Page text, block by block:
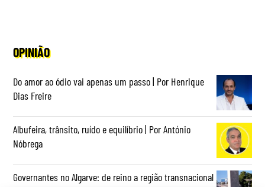
OPINIÃO
Do amor ao ódio vai apenas um passo | Por Henrique
Dias Freire
Albufeira, trânsito, ruído e equilíbrio | Por António
Nóbrega
Governantes no Algarve: de reino a região transnacional